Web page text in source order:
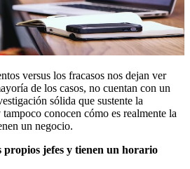
versus los fracasos nos dejan ver
de los casos, no cuentan con un
sólida que sustente la
conocen cómo es realmente la
un negocio.
propios jefes y tienen un horario